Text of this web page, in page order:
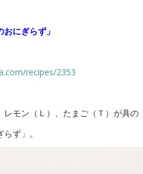
おにぎらず」
recipes/2353
レモン（Ｌ）、たまご（Ｔ）が具の
ず」。